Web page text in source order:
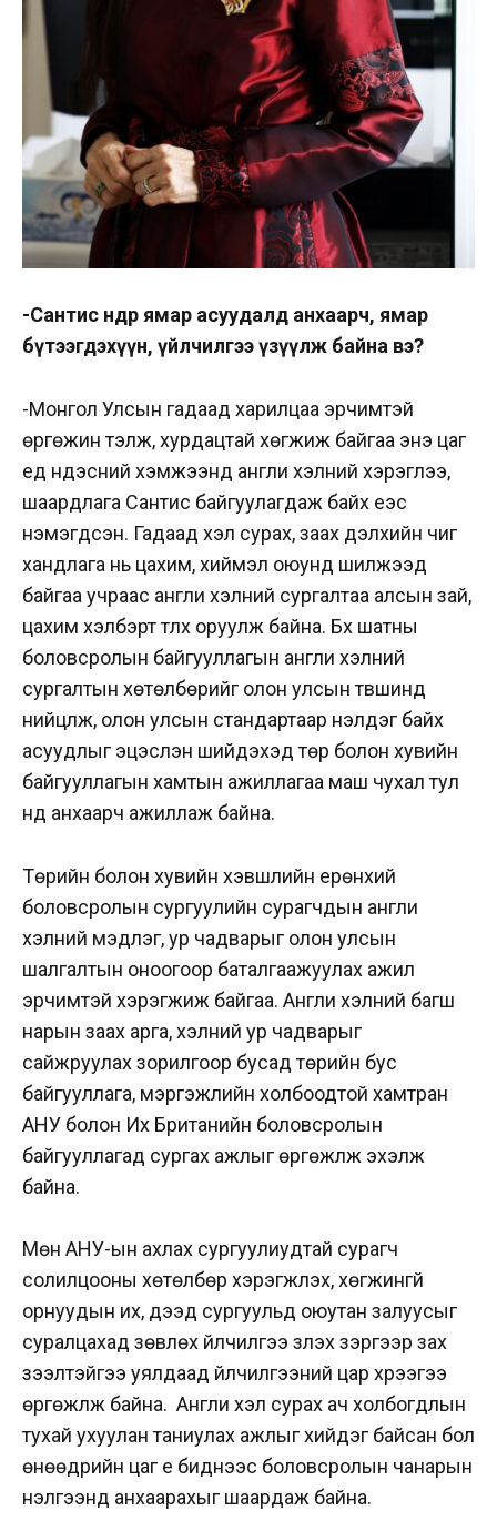
-Сантис өнөөдөр ямар асуудалд анхаарч, ямар
бүтээгдэхүүн, үйлчилгээ үзүүлж байна вэ?
-Монгол Улсын гадаад харилцаа эрчимтэй
өргөжин тэлж, хурдацтай хөгжиж байгаа энэ цаг
үед үндэсний хэмжээнд англи хэлний хэрэглээ,
шаардлага Сантис байгуулагдаж байх үеэс
нэмэгдсэн. Гадаад хэл сурах, заах дэлхийн чиг
хандлага нь цахим, хиймэл оюунд шилжээд
байгаа учраас англи хэлний сургалтаа алсын зай,
цахим хэлбэрт түлхүү оруулж байна. Бүх шатны
боловсролын байгууллагын англи хэлний
сургалтын хөтөлбөрийг олон улсын түвшинд
нийцүүлж, олон улсын стандартаар үнэлдэг байх
асуудлыг эцэслэн шийдэхэд төр болон хувийн
байгууллагын хамтын ажиллагаа маш чухал тул
үүнд анхаарч ажиллаж байна.
Төрийн болон хувийн хэвшлийн ерөнхий
боловсролын сургуулийн сурагчдын англи
хэлний мэдлэг, ур чадварыг олон улсын
шалгалтын оноогоор баталгаажуулах ажил
эрчимтэй хэрэгжиж байгаа. Англи хэлний багш
нарын заах арга, хэлний ур чадварыг
сайжруулах зорилгоор бусад төрийн бус
байгууллага, мэргэжлийн холбоодтой хамтран
АНУ болон Их Британийн боловсролын
байгууллагад сургах ажлыг өргөжүүлж эхэлж
байна.
Мөн АНУ-ын ахлах сургуулиудтай сурагч
солилцооны хөтөлбөр хэрэгжүүлэх, хөгжингүй
орнуудын их, дээд сургуульд оюутан залуусыг
суралцахад зөвлөх үйлчилгээ үзүүлэх зэргээр зах
зээлтэйгээ уялдаад үйлчилгээний цар хүрээгээ
өргөжүүлж байна. Англи хэл сурах ач холбогдлын
тухай ухуулан таниулах ажлыг хийдэг байсан бол
өнөөдрийн цаг үе биднээс боловсролын чанарын
үнэлгээнд анхаарахыг шаардаж байна.